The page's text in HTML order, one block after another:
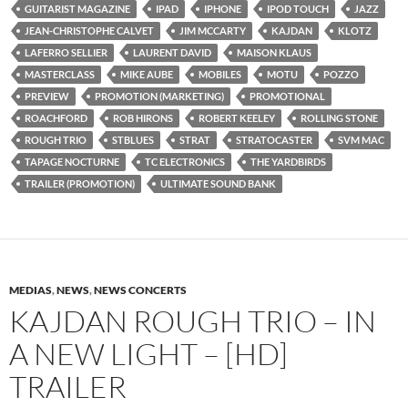
GUITARIST MAGAZINE
IPAD IPHONE IPOD TOUCH
JAZZ
JEAN-CHRISTOPHE CALVET
JIM MCCARTY KAJDAN
KLOTZ
LAFERRO SELLIER
LAURENT DAVID
MAISON KLAUS
MASTERCLASS
MIKE AUBE MOBILES MOTU
POZZO
PREVIEW
PROMOTION (MARKETING)
PROMOTIONAL
ROACHFORD
ROB HIRONS ROBERT KEELEY
ROLLING STONE
ROUGH TRIO
STBLUES STRAT STRATOCASTER
SVM MAC
TAPAGE NOCTURNE
TC ELECTRONICS
THE YARDBIRDS
TRAILER (PROMOTION)
ULTIMATE SOUND BANK
MEDIAS,NEWS,NEWS CONCERTS
KAJDAN ROUGH TRIO – IN
A NEW LIGHT – [HD]
TRAILER